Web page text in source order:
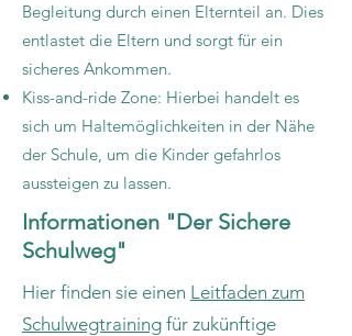
Begleitung durch einen Elternteil an. Dies
entlastet die Eltern und sorgt für ein
sicheres Ankommen.
Kiss-and-ride Zone: Hierbei handelt es
sich um Haltemöglichkeiten in der Nähe
der Schule, um die Kinder gefahrlos
aussteigen zu lassen.
Informationen "Der Sichere
Schulweg"
Hier finden sie einen Leitfaden zum
Schulwegtraining für zukünftige